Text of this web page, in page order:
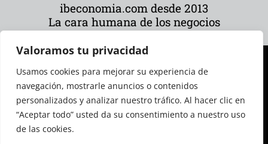
Valoramos tu privacidad
Usamos cookies para mejorar su experiencia de
navegación, mostrarle anuncios o contenidos
personalizados y analizar nuestro tráfico. Al hacer clic en
“Aceptar todo” usted da su consentimiento a nuestro uso
de las cookies.
ibeconomia.com desde 2013
La cara humana de los negocios